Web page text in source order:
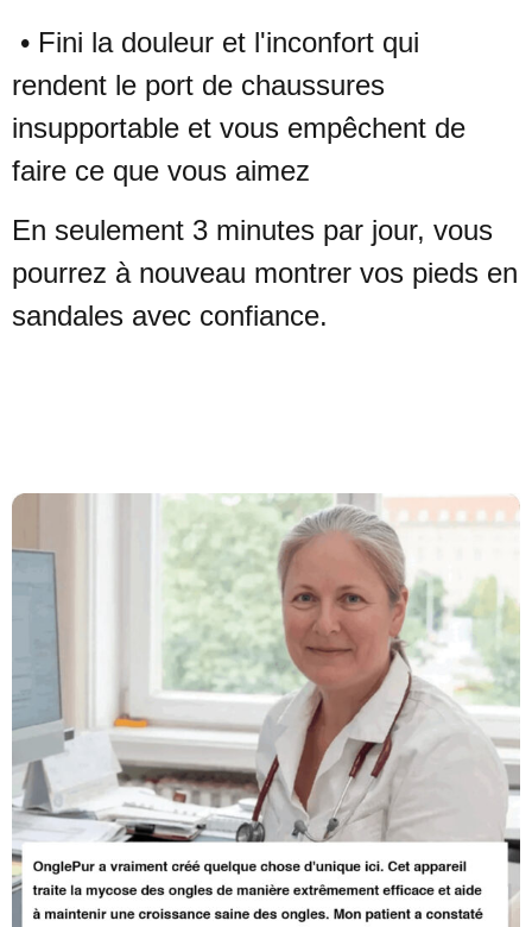
• Fini la douleur et l'inconfort qui
rendent le port de chaussures
insupportable et vous empêchent de
faire ce que vous aimez
En seulement 3 minutes par jour, vous
pourrez à nouveau montrer vos pieds en
sandales avec confiance.